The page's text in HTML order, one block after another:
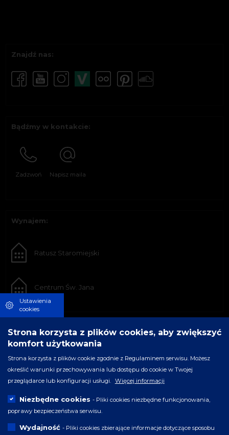
Znajdź nas:
Bądźmy w kontakcie:
Zadzwoń Napisz maila
Wynajem:
Ratusz Staromiejski
Centrum Św. Jana
Ustawienia
cookies
Strona korzysta z plików cookies, aby zwiększyć
komfort użytkowania
Strona korzysta z plików cookie zgodnie z Regulaminem serwisu. Możesz
określić warunki przechowywania lub dostępu do cookie w Twojej
przeglądarce lub konfiguracji usługi.
Więcej informacji
Niezbędne cookies - Pliki cookies niezbędne funkcjonowania,
poprawy bezpieczeństwa serwisu.
Wydajność - Pliki cookies zbierające informacje dotyczące sposobu